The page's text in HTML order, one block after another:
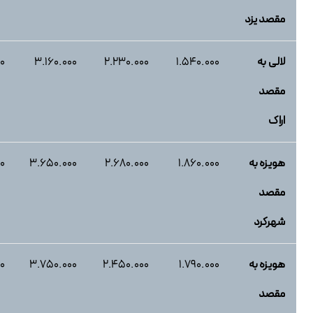
مقصد یزد
لالی به
مقصد
اراک
۱.۵۴0.000 2.۲۳0.000 3.۱۶0.000
هویزه به
مقصد
شهرکرد
۱.8۶0.000 2.۶۸0.000 3.6۵0.000
هویزه به
مقصد
۱.۷۹0.000 2.۴۵0.000 3.۷۵0.000